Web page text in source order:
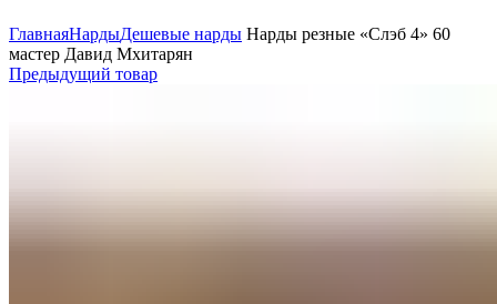
ГлавнаяНардыДешевые нарды Нарды резные «Слэб 4» 60
мастер Давид Мхитарян
Предыдущий товар